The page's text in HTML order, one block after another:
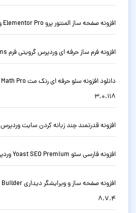
افزونه صفحه ساز المنتور پرو Elementor Pro وردپرس نسخه 4.2.1
افزونه فرم ساز حرفه ای وردپرس گرویتی فرم Gravity Forms نسخه 3.0.0
3.0.118
افزونه قدرتمند چند زبانه کردن سایت وردپرس WPML نسخه 4.9.6
افزونه فارسی سئو Yoast SEO Premium وردپرس نسخه حرفه ای 28.1
8.7.4